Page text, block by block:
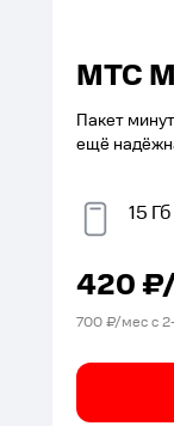
МТС
Пакет
ещё
15 Гб
420
700₽/мес с2